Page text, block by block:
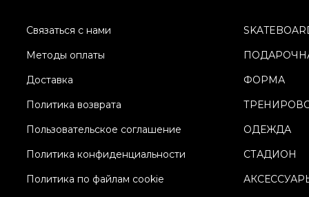
Связаться с нами
Методы оплаты
Доставка
Политика возврата
Пользовательское соглашение
Политика конфиденциальности
Политика по файлам cookie
ФОРМА
ОДЕЖДА
СТАДИОН